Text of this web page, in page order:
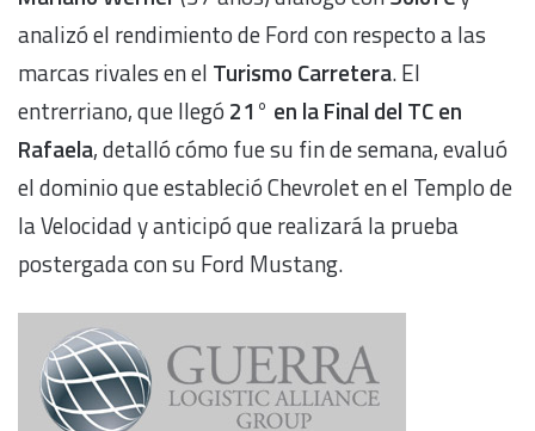
analizó el rendimiento de Ford con respecto a las
marcas rivales en el Turismo Carretera. El
entrerriano, que llegó 21° en la Final del TC en
Rafaela, detalló cómo fue su fin de semana, evaluó
el dominio que estableció Chevrolet en el Templo de
la Velocidad y anticipó que realizará la prueba
postergada con su Ford Mustang.